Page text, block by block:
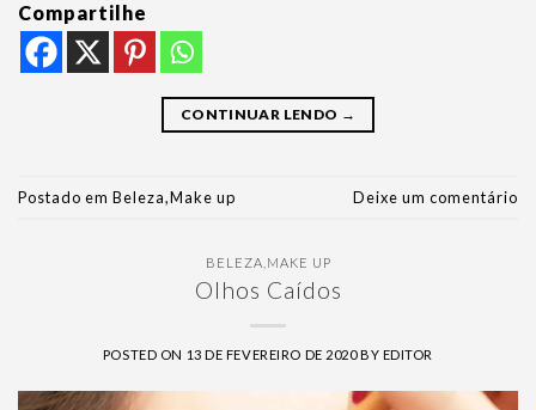
Compartilhe
CONTINUAR LENDO →
Postado em Beleza,Make up Deixe um comentário
BELEZA MAKE UP
Olhos Caídos
POSTED ON 13 DE FEVEREIRO DE 2020BY EDITOR